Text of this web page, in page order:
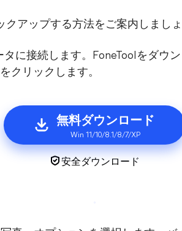
クアップする方法をご案内しまし
に接続します。FoneToolをダウ
クリックします。
無料ダウンロード
Win 11/10/8.1/8/7/XP
安全ダウンロード